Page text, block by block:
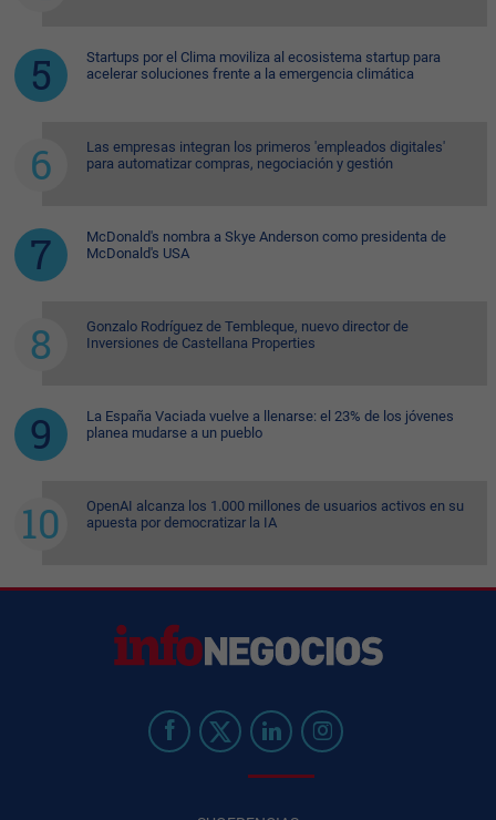
Startups por el Clima moviliza al ecosistema startup para
acelerar soluciones frente a la emergencia climática
Las empresas integran los primeros 'empleados digitales'
para automatizar compras, negociación y gestión
McDonald's nombra a Skye Anderson como presidenta de
McDonald's USA
Gonzalo Rodríguez de Tembleque, nuevo director de
Inversiones de Castellana Properties
La España Vaciada vuelve a llenarse: el 23% de los jóvenes
planea mudarse a un pueblo
OpenAI alcanza los 1.000 millones de usuarios activos en su
apuesta por democratizar la IA